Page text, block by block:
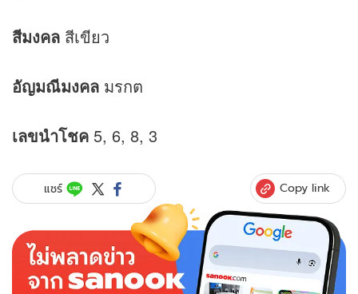
สีมงคล สีเขียว
อัญมณีมงคล มรกต
เลขนำโชค 5, 6, 8, 3
แชร์ Copy link